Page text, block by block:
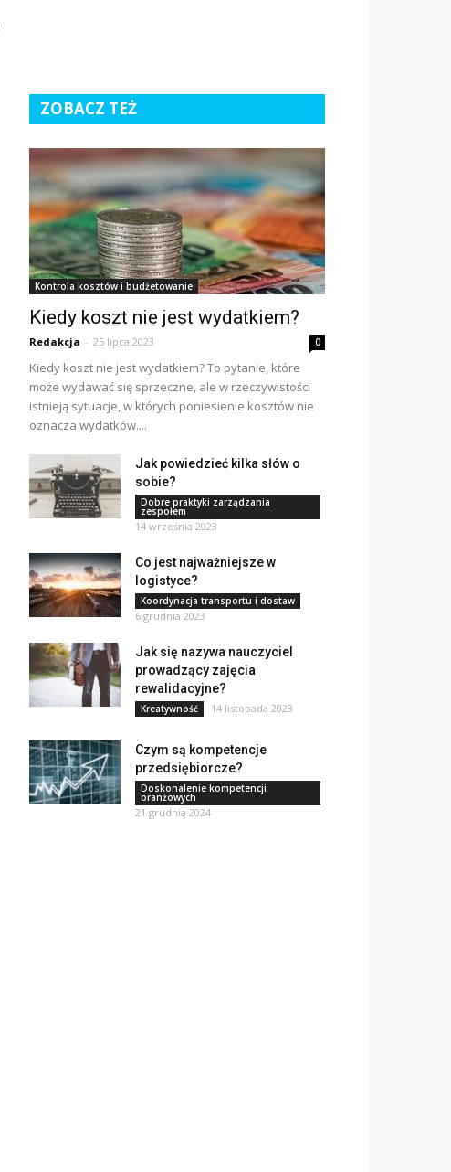
ZOBACZ TEŻ
Kontrola kosztów i budżetowanie
Kiedy koszt nie jest wydatkiem?
Redakcja - 25 lipca 2023 0
Kiedy koszt nie jest wydatkiem? To pytanie, które
może wydawać się sprzeczne, ale w rzeczywistości
istnieją sytuacje, w których poniesienie kosztów nie
oznacza wydatków....
Jak powiedzieć kilka słów o
sobie?
Dobre praktyki zarządzania
zespołem
14 września 2023
Co jest najważniejsze w
logistyce?
Koordynacja transportu i dostaw
6 grudnia 2023
Jak się nazywa nauczyciel
prowadzący zajęcia
rewalidacyjne?
Kreatywność 14 listopada 2023
Czym są kompetencje
przedsiębiorcze?
Doskonalenie kompetencji
branżowych
21 grudnia 2024